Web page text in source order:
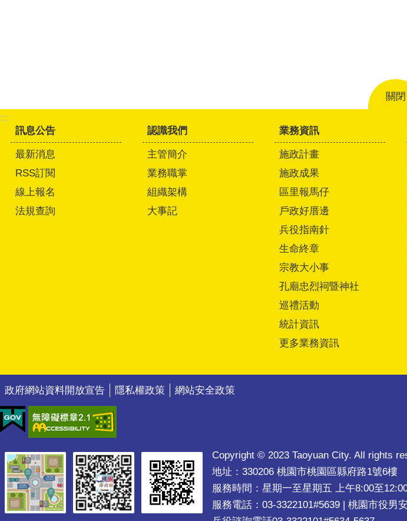
關閉
:::
訊息公告
最新消息
RSS訂閱
線上報名
法規查詢
認識我們
主管簡介
業務職掌
組織架構
大事記
業務資訊
施政計畫
施政成果
區里報馬仔
戶政好厝邊
兵役指南針
生命終章
宗教大小事
孔廟忠烈祠暨神社
巡禮活動
統計資訊
更多業務資訊
政府網站資料開放宣告 隱私權政策 網站安全政策
Copyright © 2023 Taoyuan City. All rights
地址：330206 桃園市桃園區縣府路1號6樓
服務時間：星期一至星期五 上午8:00至
服務電話：03-3322101#5639 | 桃園市役男